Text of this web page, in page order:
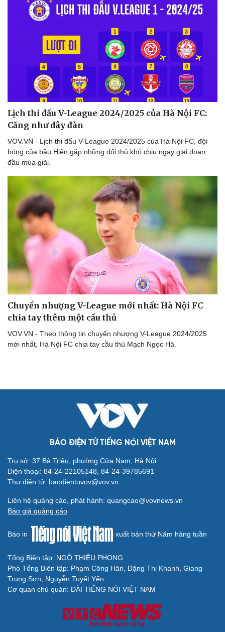
Du lịch
Tư vấn
Săn Tour
check-in
Podcast
Câu chuyện thời sự
Đọc truyện đêm khuya
Cửa sổ tình yêu
Kể chuyện cho bé
Hạt giống tâm hồn
Lịch thi đấu V-League 2024/2025 của Hà Nội FC:
Căng như dây đàn
VOV.VN - Lịch thi đấu V-League 2024/2025 của Hà Nội FC, đội
bóng của bầu Hiển gặp những đối thủ khó chịu ngay giai đoạn
đầu mùa giải.
Chuyển nhượng V-League mới nhất: Hà Nội FC
chia tay thêm một cầu thủ
VOV.VN - Theo thông tin chuyển nhượng V-League 2024/2025
mới nhất, Hà Nội FC chia tay cầu thủ Mạch Ngọc Hà.
BÁO ĐIỆN TỬ TIẾNG NÓI VIỆT NAM
Trụ sở: 37 Bà Triệu, phường Cửa Nam, Hà Nội
Điện thoại: 84-24-22105148, 84-24-39785691
Thư điện tử: baodientuvov@vov.vn
Liên hệ quảng cáo, phát hành: quangcao@vovnews.vn
Báo giá quảng cáo
Báo in xuất bản thứ Năm hàng tuần
Tổng Biên tập: NGÔ THIỆU PHONG
Phó Tổng Biên tập: Phạm Công Hân, Đặng Thị Khanh, Giang
Trung Sơn, Nguyễn Tuyết Yến
Cơ quan chủ quản: ĐÀI TIẾNG NÓI VIỆT NAM